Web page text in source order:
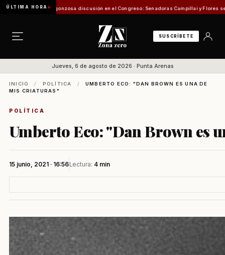
ÚLTIMA HORA
Vergonzosa discusión en el Congreso: Senadoras Campillai y Flores se enfrentaron
SUSCRÍBETE
Jueves, 6 de agosto de 2026 · Punta Arenas
INICIO / POLÍTICA /
UMBERTO ECO: "DAN BROWN ES UNA DE
MIS CRIATURAS"
POLÍTICA
Umberto Eco: "Dan Brown es
15 junio, 2021 · 16:56Lectura: 4 min